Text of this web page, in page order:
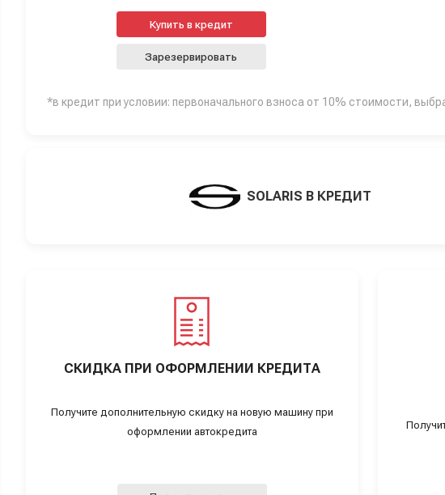
Купить в кредит
Зарезервировать
*в кредит при условии: первоначального взноса от 10% стоимости,
SOLARIS В КРЕДИТ
СКИДКА ПРИ ОФОРМЛЕНИИ КРЕДИТА
Получите дополнительную скидку на новую машину при
оформлении автокредита